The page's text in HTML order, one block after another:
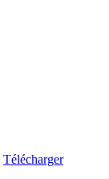
Télécharger